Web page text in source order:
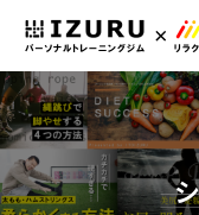
シ